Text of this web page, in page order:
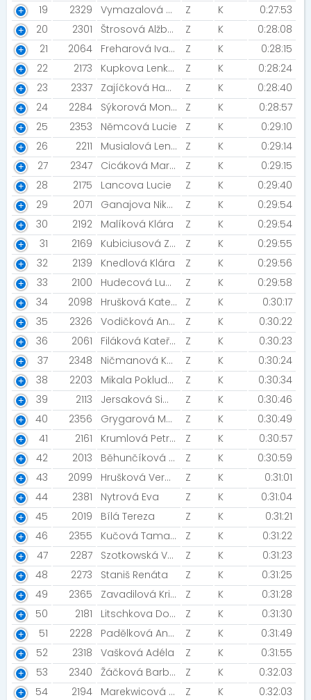
19 2329 Vymazalová Romana Z K
0:27:53
20
2301 Štrosová Alžběta Z K
0:28:08
21
2064 Freharová Ivana [Night Run Team] Z K
0:28:15
22
2173 Kupkova Lenka [Night Run Team] Z K
0:28:24
23
2337 Zajíčková Hana Z K
0:28:40
24
2284 Sýkorová Monika Z K
0:28:57
25
2353 Němcová Lucie Z K
0:29:10
26
2211 Musialová Lenka Z K
0:29:14
27
2347 Cicáková Marcela Z K
0:29:15
28
2175 Lancova Lucie Z K
0:29:40
29
2071 Ganajova Nika [Nikadam] Z K
0:29:54
30
2192 Malíková Klára Z K
0:29:54
31
2169 Kubiciusová Zuzana Z K
0:29:55
32
2139 Knedlová Klára Z K
0:29:56
33
2100 Hudecová Lucie Z K
0:29:58
34
2098 Hrušková Kateřina Z K
0:30:17
35
2326 Vodičková Anna [Divišovy tety] Z K
0:30:22
36
2061 Filáková Kateřina [Divišovy tety] Z K
0:30:23
37
2348 Ničmanová Kateřina [OSTRAVA] Z K
0:30:24
38
2203 Mikala Pokludová Hana [Brose] Z K
0:30:34
39
2113 Jersaková Simona Z K
0:30:46
40
2356 Grygarová Markéta Z K
0:30:49
41
2161 Krumlová Petra [Rozběháme Pardubice ] Z K
0:30:57
42
2013 Běhunčíková Michaela [Peppis] Z K
0:30:59
43
2099 Hrušková Veronika Z K
0:31:01
44
2381 Nytrová Eva Z K
0:31:04
45
2019 Bílá Tereza Z K
0:31:21
46
2355 Kučová Tamara Z K
0:31:22
47
2287 Szotkowská Vendula Z K
0:31:23
48
2273 Staniš Renáta Z K
0:31:25
49
2365 Zavadilová Kristýna Z K
0:31:28
50
2181 Litschkova Dominika Z K
0:31:30
51
2228 Padělková Andrea [Frýdek-Místek] Z K
0:31:49
52
2318 Vašková Adéla Z K
0:31:55
53
2340 Žáčková Barbora [S větrem o závod] Z K
0:32:03
54
2194 Marekwicová Jana [S větrem o závod] Z K
0:32:03